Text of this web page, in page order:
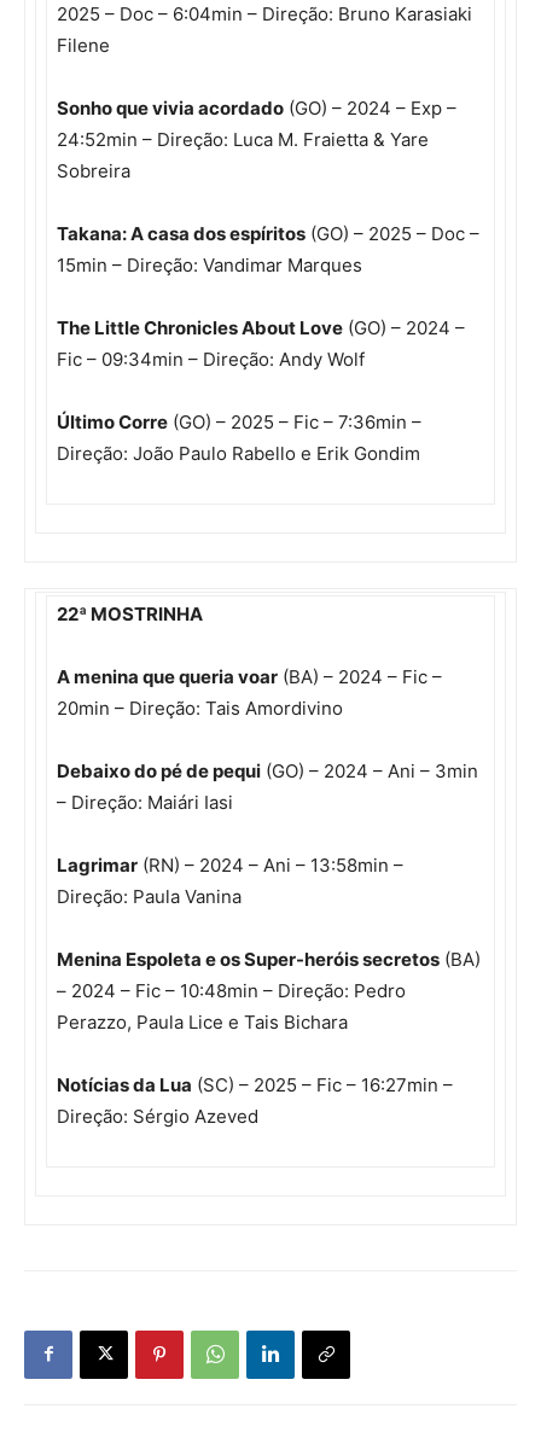
2025 – Doc – 6:04min – Direção: Bruno Karasiaki
Filene
Sonho que vivia acordado (GO) – 2024 – Exp –
24:52min – Direção: Luca M. Fraietta & Yare
Sobreira
Takana: A casa dos espíritos (GO) – 2025 – Doc –
15min – Direção: Vandimar Marques
The Little Chronicles About Love (GO) – 2024 –
Fic – 09:34min – Direção: Andy Wolf
Último Corre (GO) – 2025 – Fic – 7:36min –
Direção: João Paulo Rabello e Erik Gondim
22ª MOSTRINHA
A menina que queria voar (BA) – 2024 – Fic –
20min – Direção: Tais Amordivino
Debaixo do pé de pequi (GO) – 2024 – Ani – 3min
– Direção: Maiári Iasi
Lagrimar (RN) – 2024 – Ani – 13:58min –
Direção: Paula Vanina
Menina Espoleta e os Super-heróis secretos (BA)
– 2024 – Fic – 10:48min – Direção: Pedro
Perazzo, Paula Lice e Tais Bichara
Notícias da Lua (SC) – 2025 – Fic – 16:27min –
Direção: Sérgio Azeved